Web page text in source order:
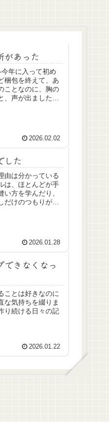
があった
年に入って初め
梱包を終えて、あ
ことなのに、胸の
声が出ました。
2026.02.02
した
由は分かっている
は、ほとんどが手
方を学んだり、
けのつもりが、
2026.01.28
きなくなっ
ことは好きなのに
な気持ちを綴りま
り続ける日々の記
2026.01.22